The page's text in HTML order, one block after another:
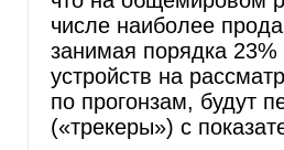
числе наиболее
занимая порядка
устройств на
по прогонзам, будут
(«трекеры») с